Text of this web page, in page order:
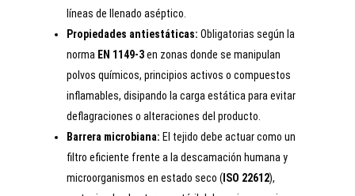
líneas de llenado aséptico.
Propiedades antiestáticas: Obligatorias según la
norma EN 1149-3en zonas donde se manipulan
polvos químicos, principios activos o compuestos
inflamables, disipando la carga estática para evitar
deflagraciones o alteraciones del producto.
Barrera microbiana: El tejido debe actuar como un
filtro eficiente frente a la descamación humana y
microorganismos en estado seco (ISO 22612),